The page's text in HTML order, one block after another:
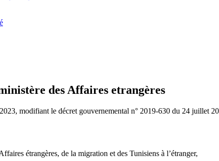
des Affaires etrangères
modifiant le décret gouvernemental n° 2019-630 du 24 juillet
étrangères, de la migration et des Tunisiens à l’étranger,